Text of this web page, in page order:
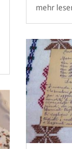
mehr